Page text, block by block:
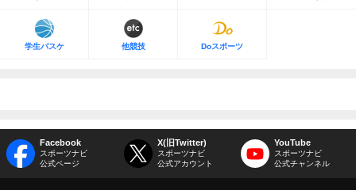
学生バスケ 他競技 Doスポーツ
Facebook
スポーツナビ
公式ページ
X(旧Twitter)
スポーツナビ
公式アカウント
YouTube
スポーツナビ
公式チャンネル